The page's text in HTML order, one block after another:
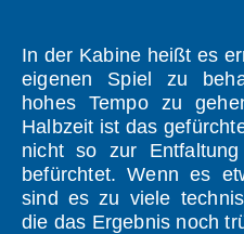
In der Kabine heißt es
eigenen Spiel zu
hohes Tempo zu
Halbzeit ist das
nicht so zur
befürchtet. Wenn es
sind es zu viele
die das Ergebnis noch